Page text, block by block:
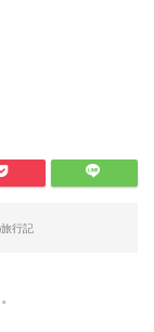
行記